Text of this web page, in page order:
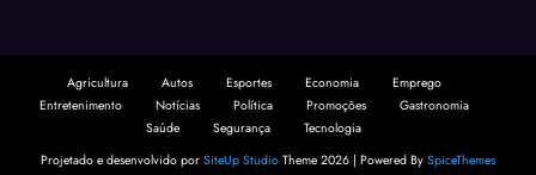
Agricultura Autos Esportes Economia
Emprego
Entretenimento
Notícias Política Promoções
Gastronomia
Saúde
Segurança
Tecnologia
Projetado e desenvolvido por SiteUp Studio Theme 2026 | Powered By SpiceThemes